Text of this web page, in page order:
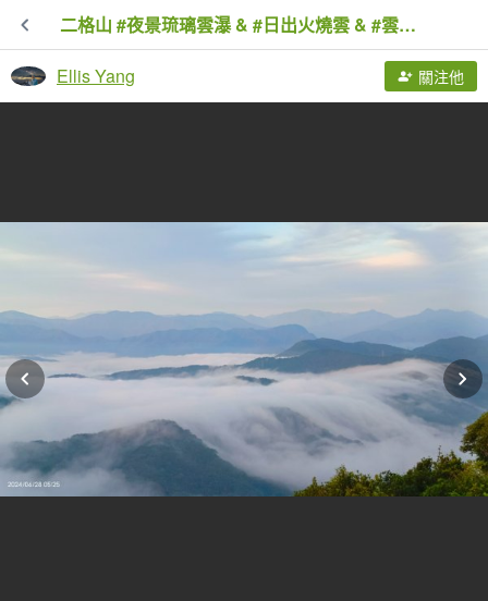
二格山 #夜景琉璃雲瀑 & #日出火燒雲 & #雲海流瀑 6/28&29
Ellis Yang 關注他